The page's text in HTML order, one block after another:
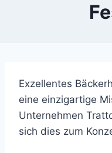
Exzellentes
eine einzigartige
Unternehmen
sich dies zum